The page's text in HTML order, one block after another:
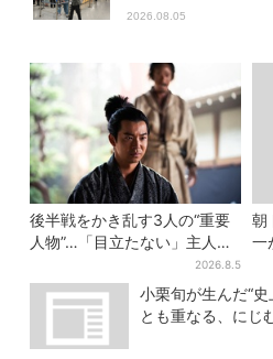
2026.08.05
後半戦をかき乱す3人の“重要
人物”…「目立たない」主人
公・仲野太賀も、モブキャラ
→覚醒へ【豊臣兄弟】
2026.8.5
朝
一
ら
小栗旬が生んだ“
とも重なる、にじ